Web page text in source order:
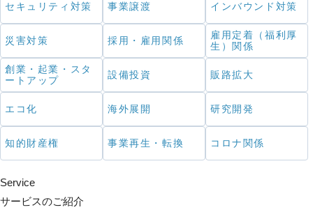
セキュリティ対策 事業譲渡 インバウンド対策
災害対策 採用・雇用関係
雇用定着（福利厚
生）関係
創業・起業・スタ
ートアップ
設備投資 販路拡大
エコ化 海外展開 研究開発
知的財産権 事業再生・転換 コロナ関係
Service
サービスのご紹介